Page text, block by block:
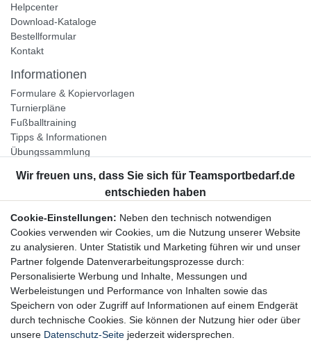
Helpcenter
Download-Kataloge
Bestellformular
Kontakt
Informationen
Formulare & Kopiervorlagen
Turnierpläne
Fußballtraining
Tipps & Informationen
Übungssammlung
Unternehmen
Widerrufsrecht
Bestellung widerrufen
Datenschutzerklärung
AGB
Impressum
Newsletter
Cookie-Einstellungen: Neben den technisch notwendigen
Cookies verwenden wir Cookies, um die Nutzung unserer Website
zu analysieren. Unter Statistik und Marketing führen wir und unser
Partner folgende Datenverarbeitungsprozesse durch:
Personalisierte Werbung und Inhalte, Messungen und
Werbeleistungen und Performance von Inhalten sowie das
Speichern von oder Zugriff auf Informationen auf einem Endgerät
durch technische Cookies. Sie können der Nutzung hier oder über
unsere Datenschutz-Seite jederzeit widersprechen.